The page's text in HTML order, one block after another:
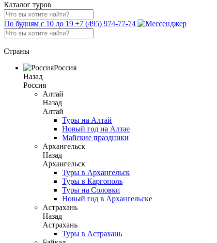
Каталог туров
По будням с 10 до 19 +7 (495) 974-77-74
Страны
Россия
Назад
Россия
Алтай
Назад
Алтай
Туры на Алтай
Новый год на Алтае
Майские праздники
Архангельск
Назад
Архангельск
Туры в Архангельск
Туры в Каргополь
Туры на Соловки
Новый год в Архангельске
Астрахань
Назад
Астрахань
Туры в Астрахань